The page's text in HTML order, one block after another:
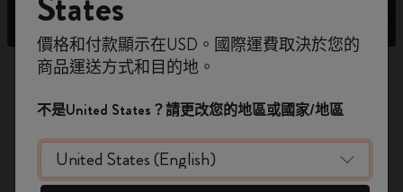
zoom.cta
即刻登記，首次落單用優惠碼
WELCOME10，即享 9折 兼 免運費。
開番個 Moleskine 帳戶，拎盡獨家優惠、會
員福利，同埋更多靈感啟發。
加入成為會員！
價格和付款顯示在USD。國際運費取決於您的
商品運送方式和目的地。
不是United States？請更改您的地區或國家/地區